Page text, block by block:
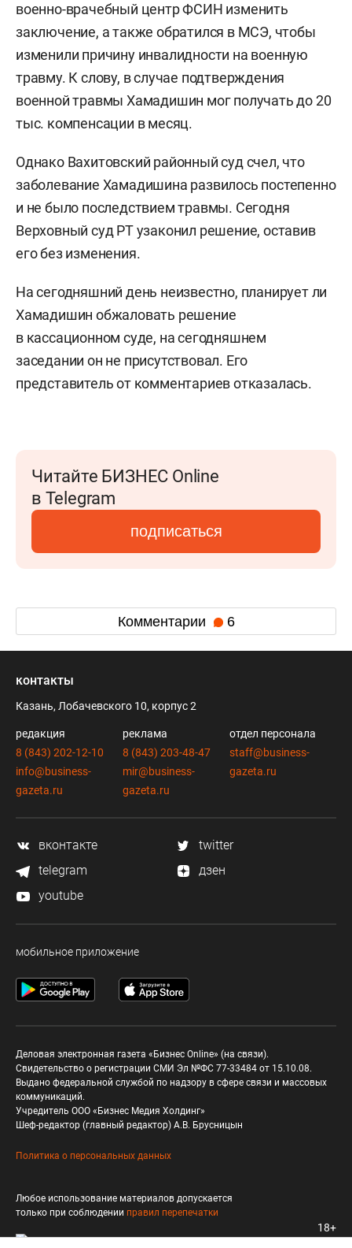
военно-врачебный центр ФСИН изменить
заключение, а также обратился в МСЭ, чтобы
изменили причину инвалидности на военную
травму. К слову, в случае подтверждения
военной травмы Хамадишин мог получать до 20
тыс. компенсации в месяц.
Однако Вахитовский районный суд счел, что
заболевание Хамадишина развилось постепенно
и не было последствием травмы. Сегодня
Верховный суд РТ узаконил решение, оставив
его без изменения.
На сегодняшний день неизвестно, планирует ли
Хамадишин обжаловать решение
в кассационном суде, на сегодняшнем
заседании он не присутствовал. Его
представитель от комментариев отказалась.
Читайте БИЗНЕС Online
в Telegram
подписаться
Комментарии 6
контакты
Казань, Лобачевского 10, корпус 2
редакция
8 (843) 202-12-10
info@business-
gazeta.ru
реклама
8 (843) 203-48-47
mir@business-
gazeta.ru
отдел персонала
staff@business-
gazeta.ru
вконтакте
twitter
telegram
дзен
youtube
мобильное приложение
Деловая электронная газета «Бизнес Online» (на связи).
Свидетельство о регистрации СМИ Эл №ФС 77-33484 от 15.10.08.
Выдано федеральной службой по надзору в сфере связи и массовых
коммуникаций.
Учредитель ООО «Бизнес Медия Холдинг»
Шеф-редактор (главный редактор) А.В. Брусницын
Политика о персональных данных
Любое использование материалов допускается
только при соблюдении правил перепечатки
18+